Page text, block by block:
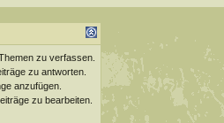
zu verfassen.
zu antworten.
anzufügen.
zu bearbeiten.